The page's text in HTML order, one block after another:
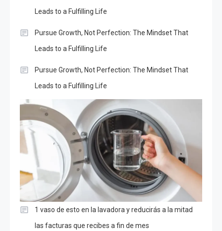
Leads to a Fulfilling Life
Pursue Growth, Not Perfection: The Mindset That
Leads to a Fulfilling Life
Pursue Growth, Not Perfection: The Mindset That
Leads to a Fulfilling Life
1 vaso de esto en la lavadora y reducirás a la mitad
las facturas que recibes a fin de mes